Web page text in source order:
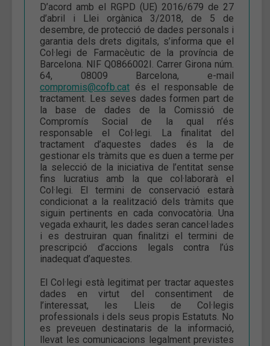
D’acord amb el RGPD (UE) 2016/679 de 27
d’abril i Llei orgànica 3/2018, de 5 de
desembre, de protecció de dades personals i
garantia dels drets digitals, s’informa que el
Col·legi de Farmacèutic de la província de
Barcelona. NIF Q0866002I. Carrer Girona núm.
64, 08009 Barcelona, e-mail
compromis@cofb.cat és el responsable de
tractament. Les seves dades formen part de
la base de dades de la Comissió de
Compromís Social de la qual n’és
responsable el Col·legi. La finalitat del
tractament d’aquestes dades és la de
gestionar els tràmits que es duen a terme per
la selecció de la iniciativa de l’entitat sense
fins lucratius amb la que col·laborarà el
Col·legi. El termini de conservació estarà
condicionat a la realització dels tràmits que
siguin pertinents en cada convocatòria. Una
vegada exhaurit, les dades seran cancel·lades
i es destruiran quan finalitzi el termini de
prescripció d’accions legals contra l’ús
inadequat d’aquestes.
El Col·legi està legitimat per tractar aquestes
dades en virtut del consentiment de
l’interessat, les Lleis de Col·legis
professionals i dels seus propis Estatuts. No
es preveuen destinataris de la informació,
llevat les comunicacions legalment previstes